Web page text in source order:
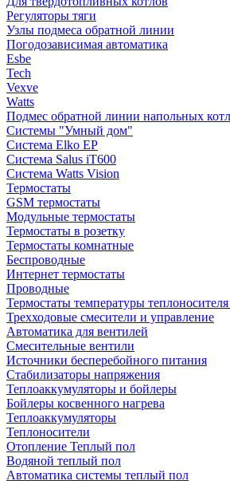
Регуляторы тяги
Узлы подмеса обратной линии
Погодозависимая автоматика
Esbe
Tech
Vexve
Watts
Подмес обратной линии напольных
Системы "Умный дом"
Система Elko EP
Система Salus iT600
Система Watts Vision
Термостаты
GSM термостаты
Модульные термостаты
Термостаты в розетку
Термостаты комнатные
Беспроводные
Интернет термостаты
Проводные
Термостаты температуры
Трехходовые смесители и управление
Автоматика для вентилей
Смесительные вентили
Источники бесперебойного питания
Стабилизаторы напряжения
Теплоаккумуляторы и бойлеры
Бойлеры косвенного нагрева
Теплоаккумуляторы
Теплоносители
Отопление Теплый пол
Водяной теплый пол
Автоматика системы теплый пол